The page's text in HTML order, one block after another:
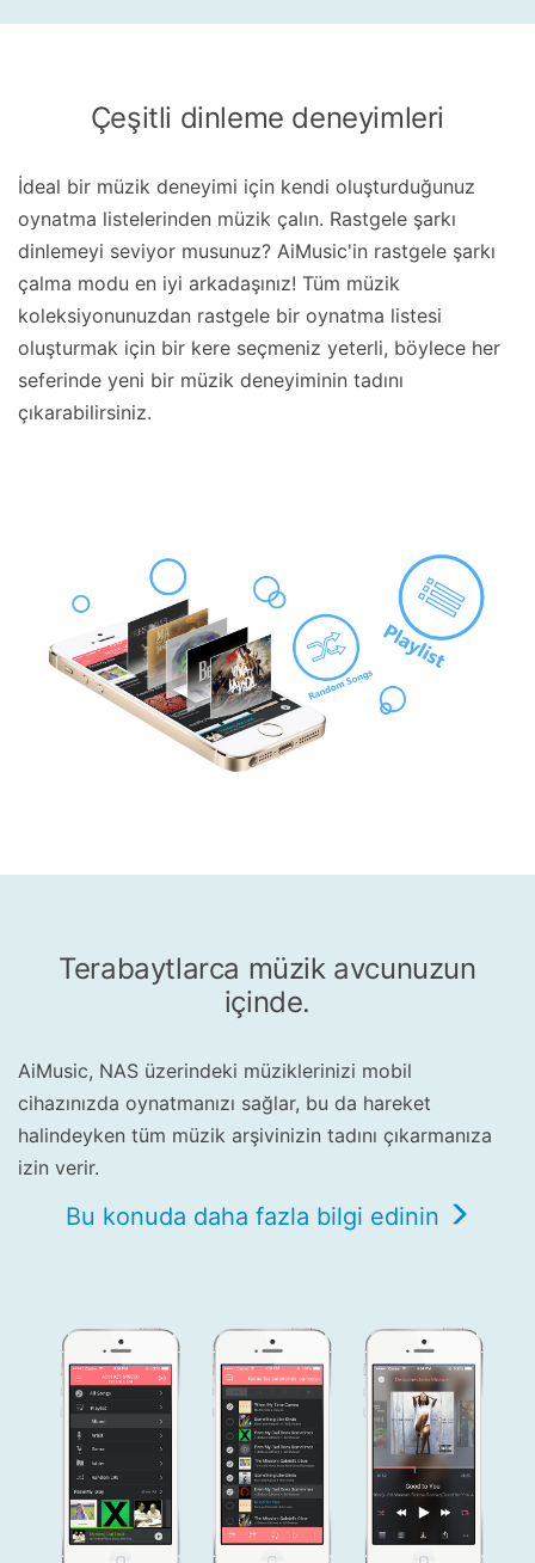
Çeşitli dinleme deneyimleri
İdeal bir müzik deneyimi için kendi oluşturduğunuz
oynatma listelerinden müzik çalın. Rastgele şarkı
dinlemeyi seviyor musunuz? AiMusic'in rastgele şarkı
çalma modu en iyi arkadaşınız! Tüm müzik
koleksiyonunuzdan rastgele bir oynatma listesi
oluşturmak için bir kere seçmeniz yeterli, böylece her
seferinde yeni bir müzik deneyiminin tadını
çıkarabilirsiniz.
Terabaytlarca müzik avcunuzun
içinde.
AiMusic, NAS üzerindeki müziklerinizi mobil
cihazınızda oynatmanızı sağlar, bu da hareket
halindeyken tüm müzik arşivinizin tadını çıkarmanıza
izin verir.
Bu konuda daha fazla bilgi edinin